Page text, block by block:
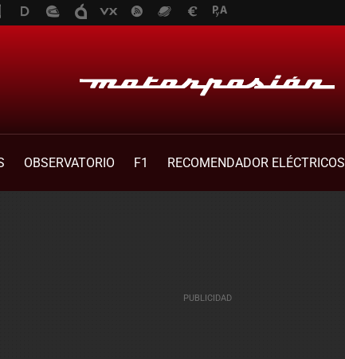
OBSERVATORIO F1
RECOMENDADOR ELÉCTRICOS